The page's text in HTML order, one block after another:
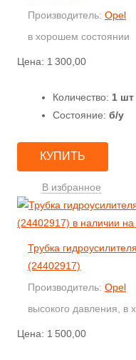
Производитель: Opel
в хорошем состоянии
Цена: 1 300,00
Количество: 1 шт
Состояние: б/у
КУПИТЬ
В избранное
Трубка
(24402917)
Производитель: Opel
высокого давления, в
Цена: 1 500,00